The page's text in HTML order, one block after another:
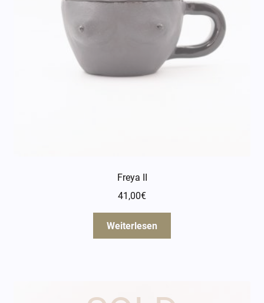
Freya II
41,00€
Weiterlesen